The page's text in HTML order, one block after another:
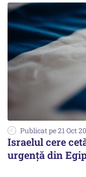
Publicat pe 21 Oct
Israelul cere
urgență din